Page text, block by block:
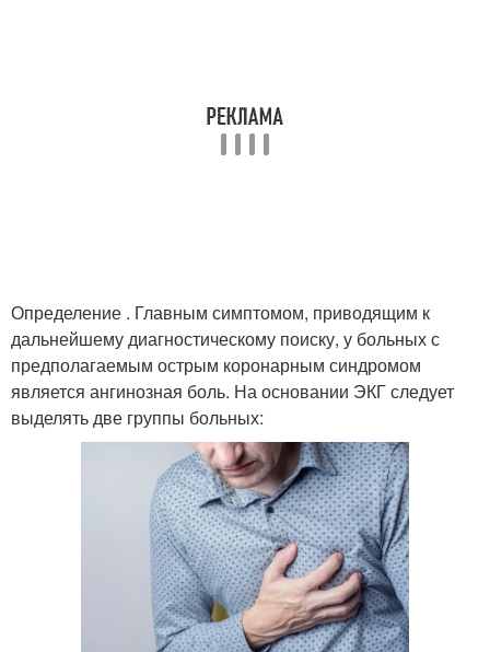
Определение . Главным симптомом, приводящим к
дальнейшему диагностическому поиску, у больных с
предполагаемым острым коронарным синдромом
является ангинозная боль. На основании ЭКГ следует
выделять две группы больных: